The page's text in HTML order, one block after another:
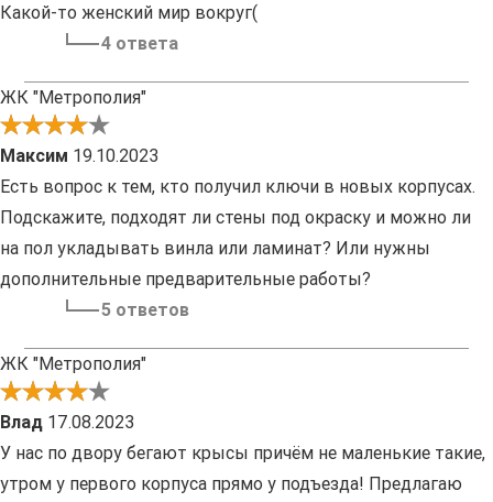
Какой-то женский мир вокруг(
4 ответа
ЖК "Метрополия"
Максим 19.10.2023
Есть вопрос к тем, кто получил ключи в новых корпусах.
Подскажите, подходят ли стены под окраску и можно ли
на пол укладывать винла или ламинат? Или нужны
дополнительные предварительные работы?
5 ответов
ЖК "Метрополия"
Влад 17.08.2023
У нас по двору бегают крысы причём не маленькие такие,
утром у первого корпуса прямо у подъезда! Предлагаю